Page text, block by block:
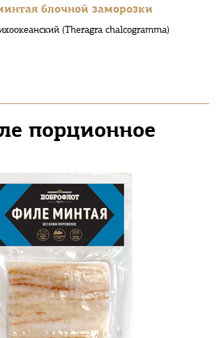
блочной заморозки
(Theragra chalcogramma)
порционное